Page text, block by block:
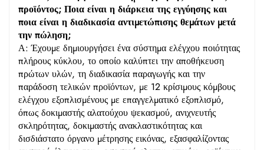
προϊόντος; Ποια είναι η διάρκεια της εγγύησης και
ποια είναι η διαδικασία αντιμετώπισης θεμάτων μετά
την πώληση;
Α: Έχουμε δημιουργήσει ένα σύστημα ελέγχου ποιότητας
πλήρους κύκλου, το οποίο καλύπτει την αποθήκευση
πρώτων υλών, τη διαδικασία παραγωγής και την
παράδοση τελικών προϊόντων, με 12 κρίσιμους κόμβους
ελέγχου εξοπλισμένους με επαγγελματικό εξοπλισμό,
όπως δοκιμαστής αλατούχου ψεκασμού, ανιχνευτής
σκληρότητας, δοκιμαστής ανακλαστικότητας και
δισδιάστατο όργανο μέτρησης εικόνας, εξασφαλίζοντας